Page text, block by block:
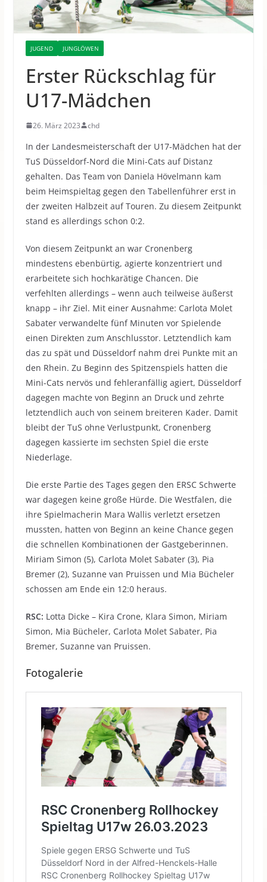
JUGEND JUNGLÖWEN
Erster Rückschlag für
U17-Mädchen
26. März 2023 chd
In der Landesmeisterschaft der U17-Mädchen hat der
TuS Düsseldorf-Nord die Mini-Cats auf Distanz
gehalten. Das Team von Daniela Hövelmann kam
beim Heimspieltag gegen den Tabellenführer erst in
der zweiten Halbzeit auf Touren. Zu diesem Zeitpunkt
stand es allerdings schon 0:2.
Von diesem Zeitpunkt an war Cronenberg
mindestens ebenbürtig, agierte konzentriert und
erarbeitete sich hochkarätige Chancen. Die
verfehlten allerdings – wenn auch teilweise äußerst
knapp – ihr Ziel. Mit einer Ausnahme: Carlota Molet
Sabater verwandelte fünf Minuten vor Spielende
einen Direkten zum Anschlusstor. Letztendlich kam
das zu spät und Düsseldorf nahm drei Punkte mit an
den Rhein. Zu Beginn des Spitzenspiels hatten die
Mini-Cats nervös und fehleranfällig agiert, Düsseldorf
dagegen machte von Beginn an Druck und zehrte
letztendlich auch von seinem breiteren Kader. Damit
bleibt der TuS ohne Verlustpunkt, Cronenberg
dagegen kassierte im sechsten Spiel die erste
Niederlage.
Die erste Partie des Tages gegen den ERSC Schwerte
war dagegen keine große Hürde. Die Westfalen, die
ihre Spielmacherin Mara Wallis verletzt ersetzen
mussten, hatten von Beginn an keine Chance gegen
die schnellen Kombinationen der Gastgeberinnen.
Miriam Simon (5), Carlota Molet Sabater (3), Pia
Bremer (2), Suzanne van Pruissen und Mia Bücheler
schossen am Ende ein 12:0 heraus.
RSC: Lotta Dicke – Kira Crone, Klara Simon, Miriam
Simon, Mia Bücheler, Carlota Molet Sabater, Pia
Bremer, Suzanne van Pruissen.
Fotogalerie